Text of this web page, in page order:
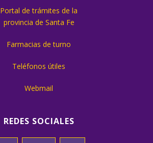
Portal de trámites de la
provincia de Santa Fe
Farmacias de turno
Teléfonos útiles
Webmail
REDES SOCIALES